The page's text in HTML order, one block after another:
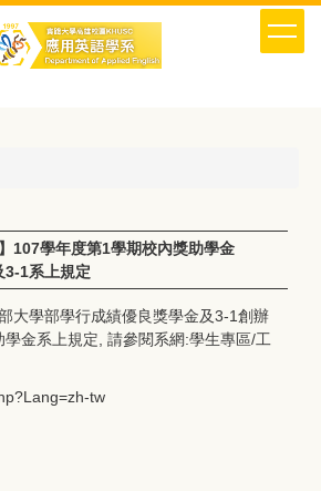
】107學年度第1學期校內獎助學金
3-1系上規定
大學部學行成績優良獎學金及3-1創辦
學金系上規定, 請參閱系網:學生專區/工
tw